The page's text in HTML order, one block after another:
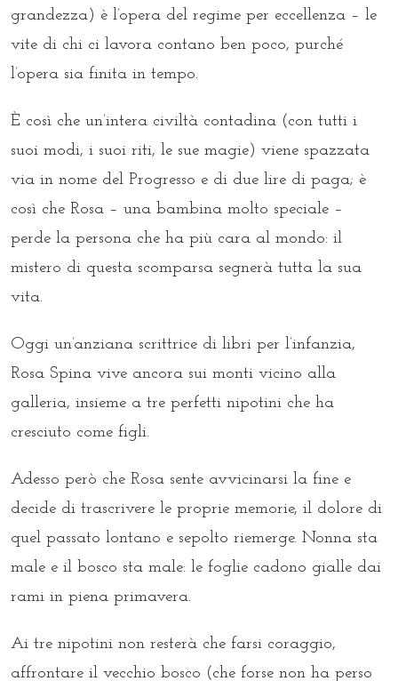
grandezza) è l’opera del regime per eccellenza – le
vite di chi ci lavora contano ben poco, purché
l’opera sia finita in tempo.
È così che un’intera civiltà contadina (con tutti i
suoi modi, i suoi riti, le sue magie) viene spazzata
via in nome del Progresso e di due lire di paga; è
così che Rosa – una bambina molto speciale –
perde la persona che ha più cara al mondo: il
mistero di questa scomparsa segnerà tutta la sua
vita.
Oggi un’anziana scrittrice di libri per l’infanzia,
Rosa Spina vive ancora sui monti vicino alla
galleria, insieme a tre perfetti nipotini che ha
cresciuto come figli.
Adesso però che Rosa sente avvicinarsi la fine e
decide di trascrivere le proprie memorie, il dolore di
quel passato lontano e sepolto riemerge. Nonna sta
male e il bosco sta male: le foglie cadono gialle dai
rami in piena primavera.
Ai tre nipotini non resterà che farsi coraggio,
affrontare il vecchio bosco (che forse non ha perso